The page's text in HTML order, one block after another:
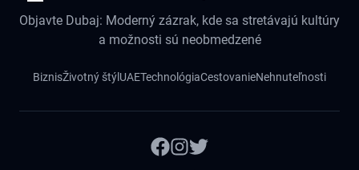
Objavte Dubaj: Moderný zázrak, kde sa stretávajú kultúry
a možnosti sú neobmedzené
BiznisŽivotný štýl UAETechnológiaCestovanieNehnuteľnosti